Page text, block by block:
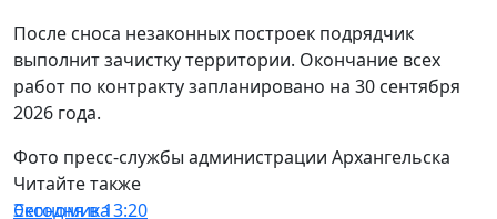
После сноса незаконных построек подрядчик
выполнит зачистку территории. Окончание всех
работ по контракту запланировано на 30 сентября
2026 года.
Фото пресс-службы администрации Архангельска
Читайте также
Экономика
Сегодня в 13:20